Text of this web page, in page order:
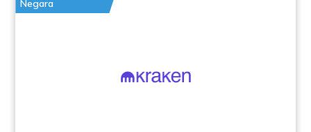
Negara